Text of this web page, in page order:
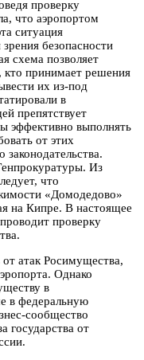
проверку
что аэропортом
ситуация
безопасности
схема позволяет
кто принимает решения
их из-под
в
препятствует
эффективно выполнять
от этих
Из
что
«Домодедово»
на Кипре. В настоящее
проверку
атак Росимущества,
Однако
в
в федеральную
сообщество
государства от